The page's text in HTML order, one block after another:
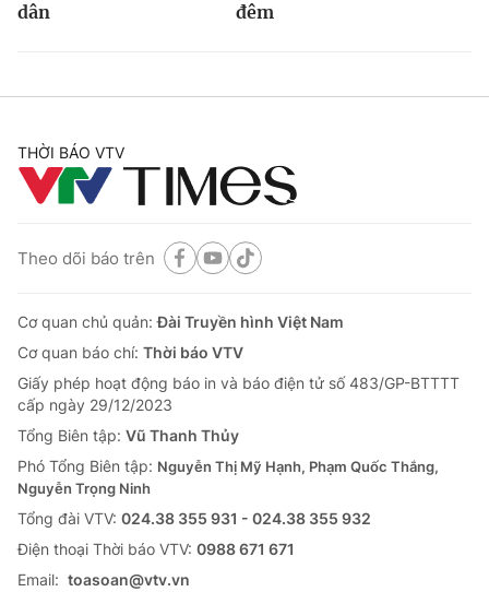
dân
đêm
THỜI BÁO VTV
Theo dõi báo trên
Cơ quan chủ quản:Đài Truyền hình Việt Nam
Cơ quan báo chí: Thời báo VTV
Giấy phép hoạt động báo in và báo điện tử số 483/GP-BTTTT
cấp ngày 29/12/2023
Tổng Biên tập: Vũ Thanh Thủy
Phó Tổng Biên tập: Nguyễn Thị Mỹ Hạnh, Phạm Quốc Thắng,
Nguyễn Trọng Ninh
Tổng đài VTV: 024.38 355 931 - 024.38 355 932
Ðiện thoại Thời báo VTV: 0988 671 671
Email: toasoan@vtv.vn